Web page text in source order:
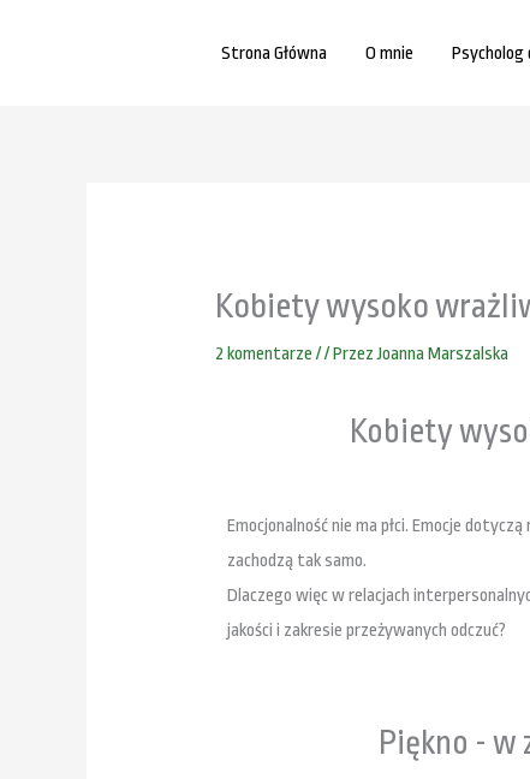
Strona Główna O mnie Psycholog
Kobiety wysoko
2 komentarze // PrzezJoanna Marszalska
Kobiety
Emocjonalność nie ma płci. Emocje
zachodzą tak samo.
Dlaczego więc w relacjach
jakości i zakresie przeżywanych odczuć?
Piękno - w